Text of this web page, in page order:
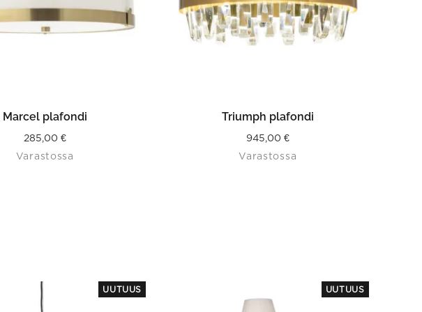
LISÄÄ OSTOSKORIIN
Marcel plafondi
285,00 €
Varastossa
LISÄÄ OSTOSKORIIN
Triumph plafondi
945,00 €
Varastossa
UUTUUS UUTUUS
product